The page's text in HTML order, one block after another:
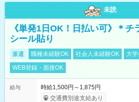
未読
《単発1日OK！日払い可》＊チ
シール貼り
派遣 職種未経験OK 社会人未経験OK 大
WEB登録・面接OK
給与
時給1,500円～1,875円
交通費別途支給あり